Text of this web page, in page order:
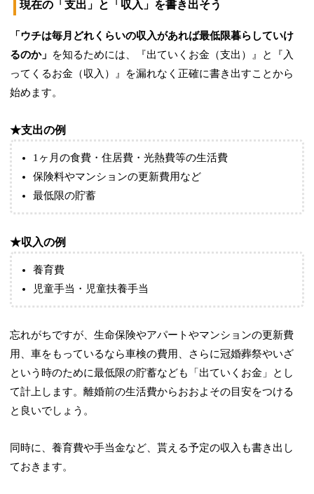
現在の「支出」と「収入」を書き出そう
「ウチは毎月どれくらいの収入があれば最低限暮らしていけ
るのか」
を知るためには、『出ていくお金（支出）』と『入
ってくるお金（収入）』を漏れなく正確に書き出すことから
始めます。
★支出の例
1ヶ月の食費・住居費・光熱費等の生活費
保険料やマンションの更新費用など
最低限の貯蓄
★収入の例
養育費
児童手当・児童扶養手当
忘れがちですが、生命保険やアパートやマンションの更新費
用、車をもっているなら車検の費用、さらに冠婚葬祭やいざ
という時のために最低限の貯蓄なども「出ていくお金」とし
て計上します。離婚前の生活費からおおよその目安をつける
と良いでしょう。
同時に、養育費や手当金など、貰える予定の収入も書き出し
ておきます。